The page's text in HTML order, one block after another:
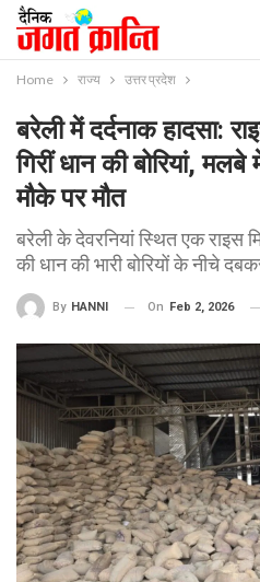
Home राज्य उत्तर प्रदेश
बरेली में दर्दनाक हादसा:
गिरीं धान की बोरियां,
मौके पर मौत
बरेली के देवरनियां स्थित एक राइस
की धान की भारी बोरियों के नीचे
By HANNI On Feb 2, 2026